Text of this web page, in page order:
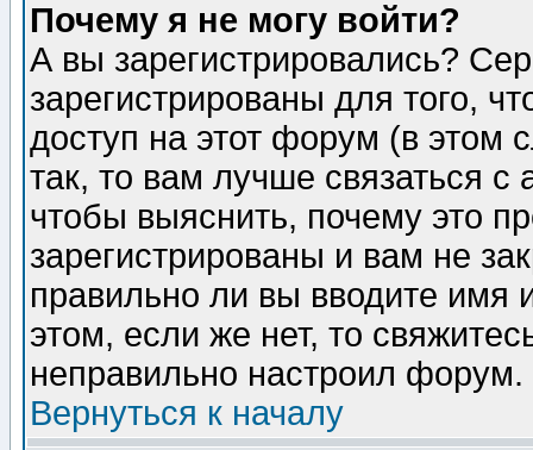
Почему я не могу войти?
А вы зарегистрировались?
зарегистрированы для того,
доступ на этот форум (в этом
так, то вам лучше связаться
чтобы выяснить, почему это
зарегистрированы и вам не
правильно ли вы вводите
этом, если же нет, то
неправильно настроил форум.
Вернуться к началу